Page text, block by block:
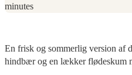
minutes
En frisk og sommerlig version af
hindbær og en lækker flødeskum